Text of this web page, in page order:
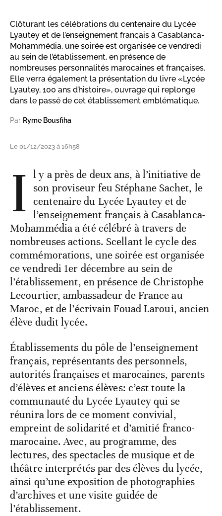
Clôturant les célébrations du centenaire du Lycée
Lyautey et de l’enseignement français à Casablanca-
Mohammédia, une soirée est organisée ce vendredi
au sein de l’établissement, en présence de
nombreuses personnalités marocaines et françaises.
Elle verra également la présentation du livre «Lycée
Lyautey, 100 ans d’histoire», ouvrage qui replonge
dans le passé de cet établissement emblématique.
Par Ryme Bousfiha
Le 01/12/2023 à 16h58
I l y a près de deux ans, à l’initiative de
son proviseur feu Stéphane Sachet, le
centenaire du Lycée Lyautey et de
l’enseignement français à Casablanca-
Mohammédia a été célébré à travers de
nombreuses actions. Scellant le cycle des
commémorations, une soirée est organisée
ce vendredi 1er décembre au sein de
l’établissement, en présence de Christophe
Lecourtier, ambassadeur de France au
Maroc, et de l’écrivain Fouad Laroui, ancien
élève dudit lycée.
Établissements du pôle de l’enseignement
français, représentants des personnels,
autorités françaises et marocaines, parents
d’élèves et anciens élèves: c’est toute la
communauté du Lycée Lyautey qui se
réunira lors de ce moment convivial,
empreint de solidarité et d’amitié franco-
marocaine. Avec, au programme, des
lectures, des spectacles de musique et de
théâtre interprétés par des élèves du lycée,
ainsi qu’une exposition de photographies
d’archives et une visite guidée de
l’établissement.